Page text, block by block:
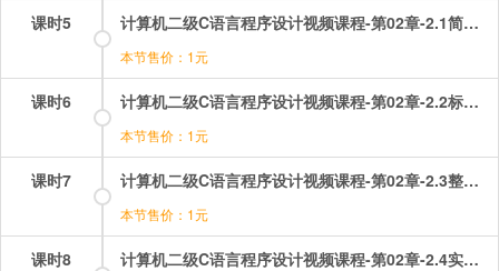
课时5 计算机二级C语言程序设计视频课程-第02章-2.1简单C语言程序的构成和格式.mp4
本节售价：1元
课时6 计算机二级C语言程序设计视频课程-第02章-2.2标识符、常量和变量.mp4
本节售价：1元
课时7 计算机二级C语言程序设计视频课程-第02章-2.3整型数据.mp4
本节售价：1元
课时8 计算机二级C语言程序设计视频课程-第02章-2.4实型数据和算术表达式.mp4